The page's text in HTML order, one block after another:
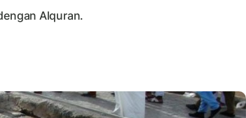
Alquran.